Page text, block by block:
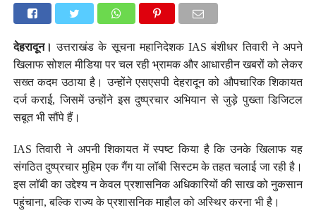
देहरादून।उत्तराखंड के सूचना महानिदेशक IAS बंशीधर तिवारी ने अपने
खिलाफ सोशल मीडिया पर चल रही भ्रामक और आधारहीन खबरों को लेकर
सख्त कदम उठाया है। उन्होंने एसएसपी देहरादून को औपचारिक शिकायत
दर्ज कराई, जिसमें उन्होंने इस दुष्प्रचार अभियान से जुड़े पुख्ता डिजिटल
सबूत भी सौंपे हैं।
IAS तिवारी ने अपनी शिकायत में स्पष्ट किया है कि उनके खिलाफ यह
संगठित दुष्प्रचार मुहिम एक गैंग या लॉबी सिस्टम के तहत चलाई जा रही है।
इस लॉबी का उद्देश्य न केवल प्रशासनिक अधिकारियों की साख को नुकसान
पहुंचाना, बल्कि राज्य के प्रशासनिक माहौल को अस्थिर करना भी है।